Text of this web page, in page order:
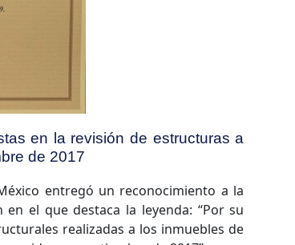
en la revisión de estructuras a
de 2017
entregó un reconocimiento a la
en el que destaca la leyenda: “Por su
realizadas a los inmuebles de